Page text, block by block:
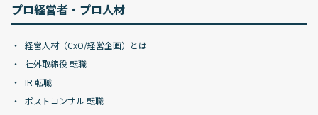
プロ経営者・プロ人材
経営人材（CxO/経営企画）とは
社外取締役 転職
IR 転職
ポストコンサル 転職